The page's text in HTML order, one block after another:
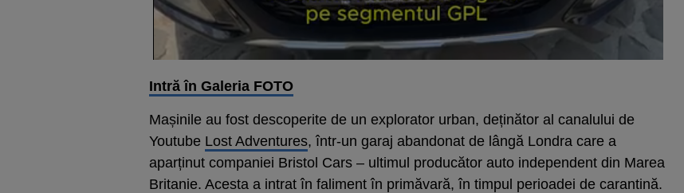
Intră în Galeria FOTO
Mașinile au fost descoperite de un explorator urban, deținător al canalului de
Youtube Lost Adventures, într-un garaj abandonat de lângă Londra care a
aparținut companiei Bristol Cars – ultimul producător auto independent din Marea
Britanie. Acesta a intrat în faliment în primăvară, în timpul perioadei de carantină.